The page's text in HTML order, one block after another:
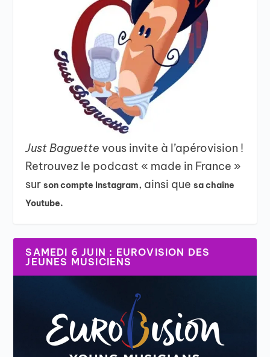
Just Baguettevous invite à l’apérovision !
Retrouvez le podcast « made in France »
surson compte Instagram, ainsi quesa chaîne
Youtube.
SAMEDI 6 JUIN : EUROVISION DES
JEUNES MUSICIENS